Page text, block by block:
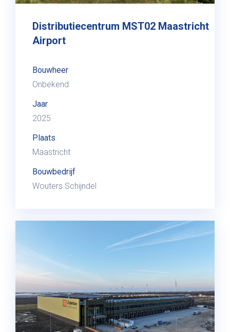
Distributiecentrum MST02 Maastricht
Airport
Bouwheer
Onbekend
Jaar
2025
Plaats
Maastricht
Bouwbedrijf
Wouters Schijndel